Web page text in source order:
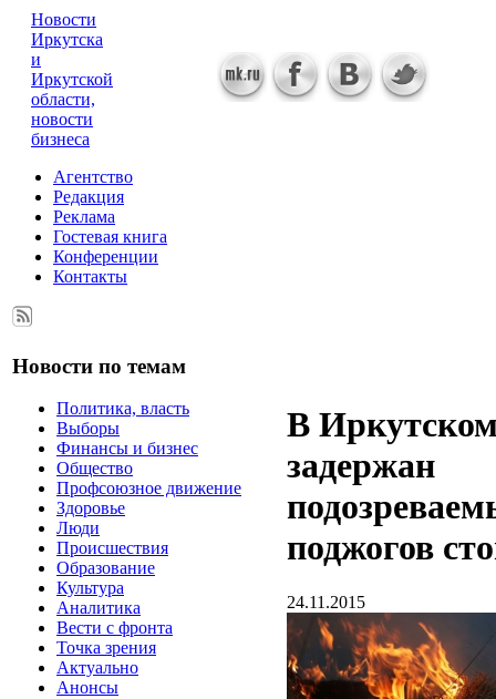
Новости
Иркутска
и
Иркутской
области,
новости
бизнеса
Агентство
Редакция
Реклама
Гостевая книга
Конференции
Контакты
Новости по темам
Политика, власть
Выборы
Финансы и бизнес
Общество
Профсоюзное движение
Здоровье
Люди
Происшествия
Образование
Культура
Аналитика
Вести с фронта
Точка зрения
Актуально
Анонсы
В
задержан
поджогов
24.11.2015